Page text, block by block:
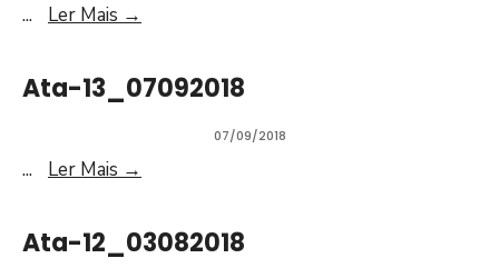
... Ler Mais →
Ata-13_07092018
07/09/2018
... Ler Mais →
Ata-12_03082018